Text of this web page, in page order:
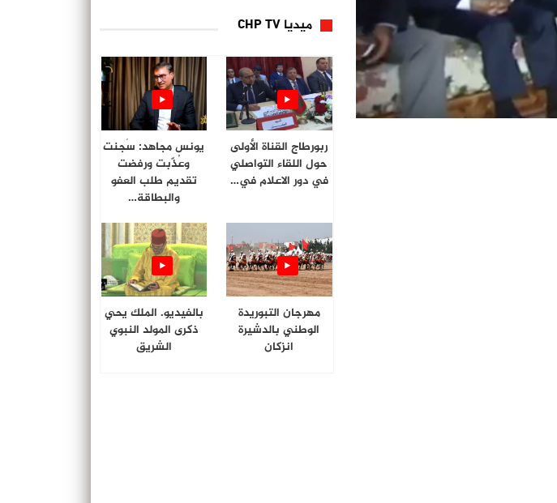
ميديا CHP TV
ربورطاج القناة الأولى
حول اللقاء التواصلي
في دور الاعلام في…
يونس مجاهد: سُجنت
وعُذّبت ورفضت
تقديم طلب العفو
والبطاقة…
مهرجان التبوريدة
الوطني بالدشيرة
انزكان
بالفيديو. الملك يحي
ذكرى المولد النبوي
الشريق